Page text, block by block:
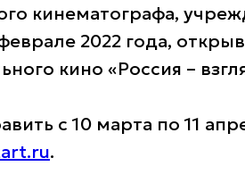
кинематографа,
2022 года,
кино «Россия –
с 10 марта по 11
.